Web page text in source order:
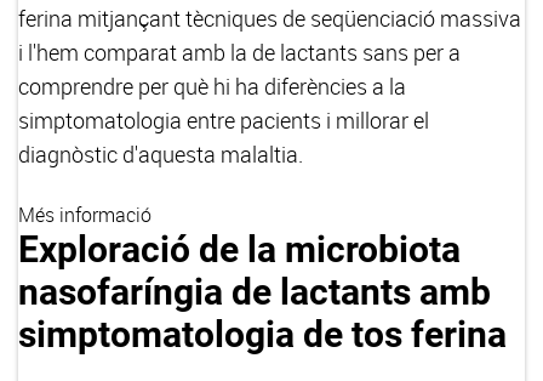
ferina mitjançant tècniques de seqüenciació massiva
i l'hem comparat amb la de lactants sans per a
comprendre per què hi ha diferències a la
simptomatologia entre pacients i millorar el
diagnòstic d'aquesta malaltia.
Més informació
Exploració de la microbiota
nasofaríngia de lactants amb
simptomatologia de tos ferina